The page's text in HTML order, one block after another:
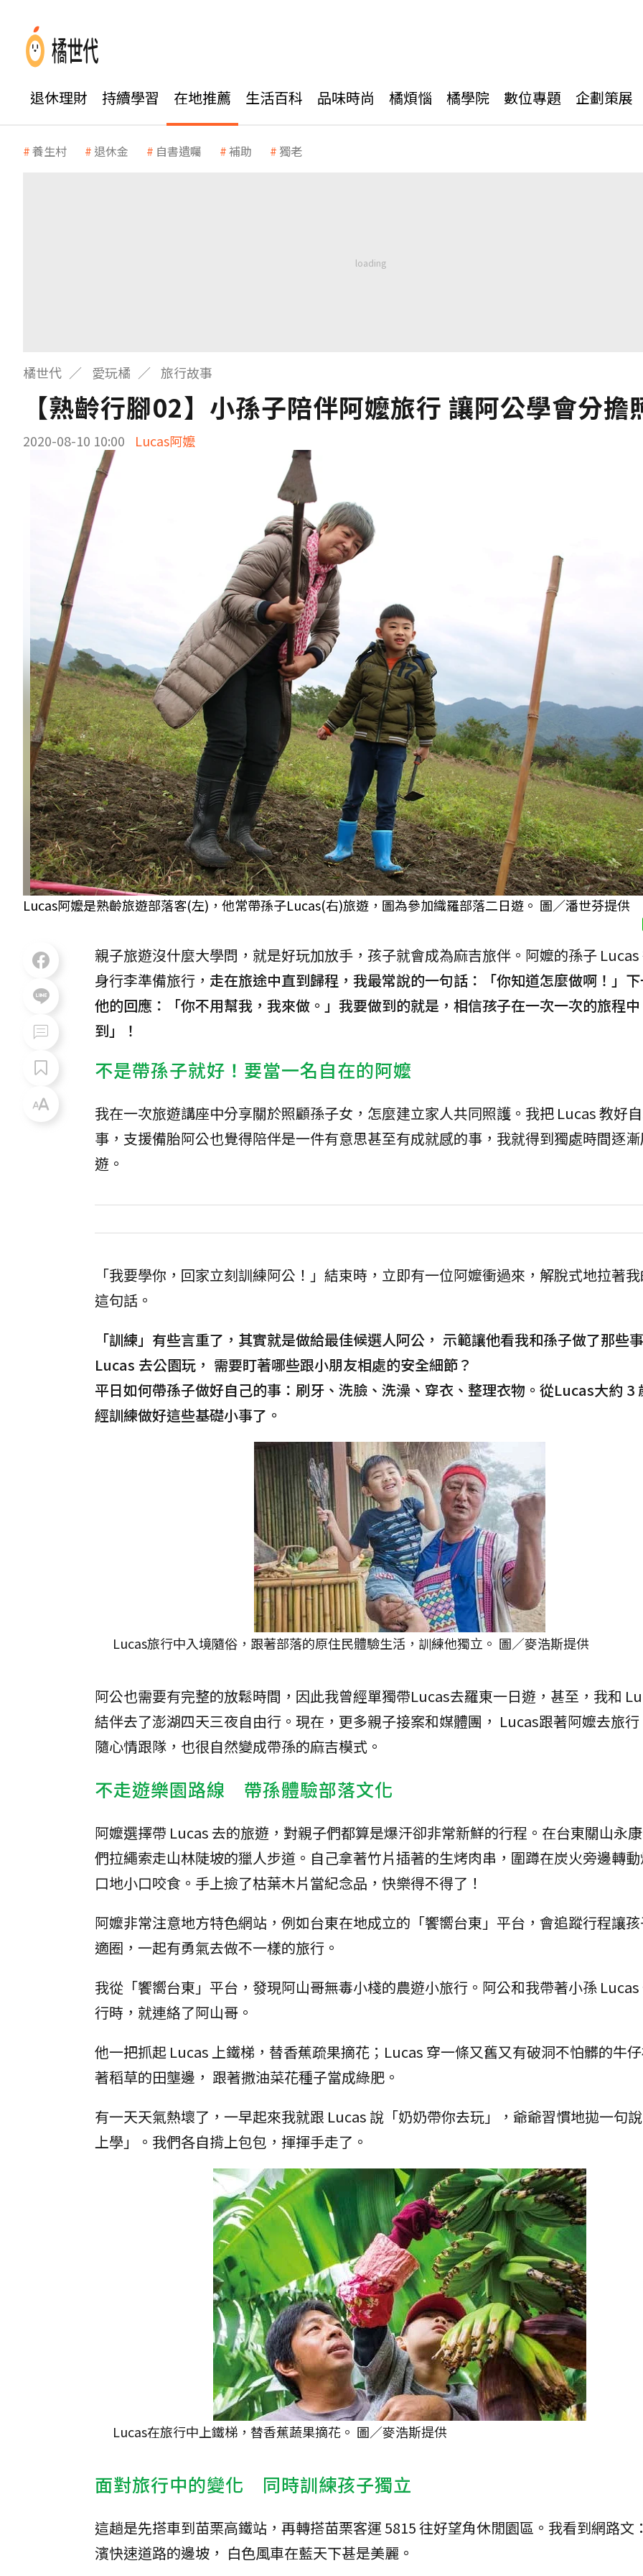
退休理財 持續學習 在地推薦 生活百科 品味時尚 橘煩惱 橘學院 數位專題 企劃策展
養生村 退休金 自書遺囑 補助 獨老
橘世代 愛玩橘 旅行故事
【熟齡行腳02】小孫子陪伴阿嬤旅行 讓阿公學會分擔
2020-08-10 10:00 Lucas阿嬤
Lucas阿嬤是熟齡旅遊部落客(左)，他常帶孫子Lucas(右)旅遊，圖為參加織羅部落二日遊。 圖／潘世芬提供
親子旅遊沒什麼大學問，就是好玩加放手，孩子就會成為麻吉旅伴。阿嬤的孫子
身行李準備旅行， 走在旅途中直到歸程，我最常說的一句話：「你知道怎麼做啊！」
他的回應：「你不用幫我，我來做。」我要做到的就是，相信孩子在一次一次的旅程
到」！
不是帶孫子就好！要當一名自在的阿嬤
我在一次旅遊講座中分享關於照顧孫子女，怎麼建立家人共同照護。我把 Lucas 教好
事，支援備胎阿公也覺得陪伴是一件有意思甚至有成就感的事，我就得到獨處時間逐
遊。
「我要學你，回家立刻訓練阿公！」結束時，立即有一位阿嬤衝過來，解脫式地拉著
這句話。
「訓練」有些言重了，其實就是做給最佳候選人阿公， 示範讓他看我和孫子做了那些
Lucas 去公園玩， 需要盯著哪些跟小朋友相處的安全細節？
平日如何帶孫子做好自己的事：刷牙、洗臉、洗澡、穿衣、整理衣物。從Lucas大約 3
經訓練做好這些基礎小事了。
Lucas旅行中入境隨俗，跟著部落的原住民體驗生活，訓練他獨立。 圖／麥浩斯提供
阿公也需要有完整的放鬆時間，因此我曾經單獨帶Lucas去羅東一日遊，甚至，我和
結伴去了澎湖四天三夜自由行。現在，更多親子接案和媒體團， Lucas跟著阿嬤去旅
隨心情跟隊，也很自然變成帶孫的麻吉模式。
不走遊樂園路線 帶孫體驗部落文化
阿嬤選擇帶 Lucas 去的旅遊，對親子們都算是爆汗卻非常新鮮的行程。在台東關山永
們拉繩索走山林陡坡的獵人步道。自己拿著竹片插著的生烤肉串，圍蹲在炭火旁邊轉
口地小口咬食。手上撿了枯葉木片當紀念品，快樂得不得了！
阿嬤非常注意地方特色網站，例如台東在地成立的「饗嚮台東」平台，會追蹤行程讓
適圈，一起有勇氣去做不一樣的旅行。
我從「饗嚮台東」平台，發現阿山哥無毒小棧的農遊小旅行。阿公和我帶著小孫
行時，就連絡了阿山哥。
他一把抓起 Lucas 上鐵梯，替香蕉疏果摘花；Lucas 穿一條又舊又有破洞不怕髒的牛
著稻草的田壟邊， 跟著撒油菜花種子當成綠肥。
有一天天氣熱壞了，一早起來我就跟 Lucas 說「奶奶帶你去玩」，爺爺習慣地拋一句
上學」。我們各自揹上包包，揮揮手走了。
Lucas在旅行中上鐵梯，替香蕉蔬果摘花。 圖／麥浩斯提供
面對旅行中的變化 同時訓練孩子獨立
這趟是先搭車到苗栗高鐵站，再轉搭苗栗客運 5815 往好望角休閒園區。我看到網路文
濱快速道路的邊坡， 白色風車在藍天下甚是美麗。